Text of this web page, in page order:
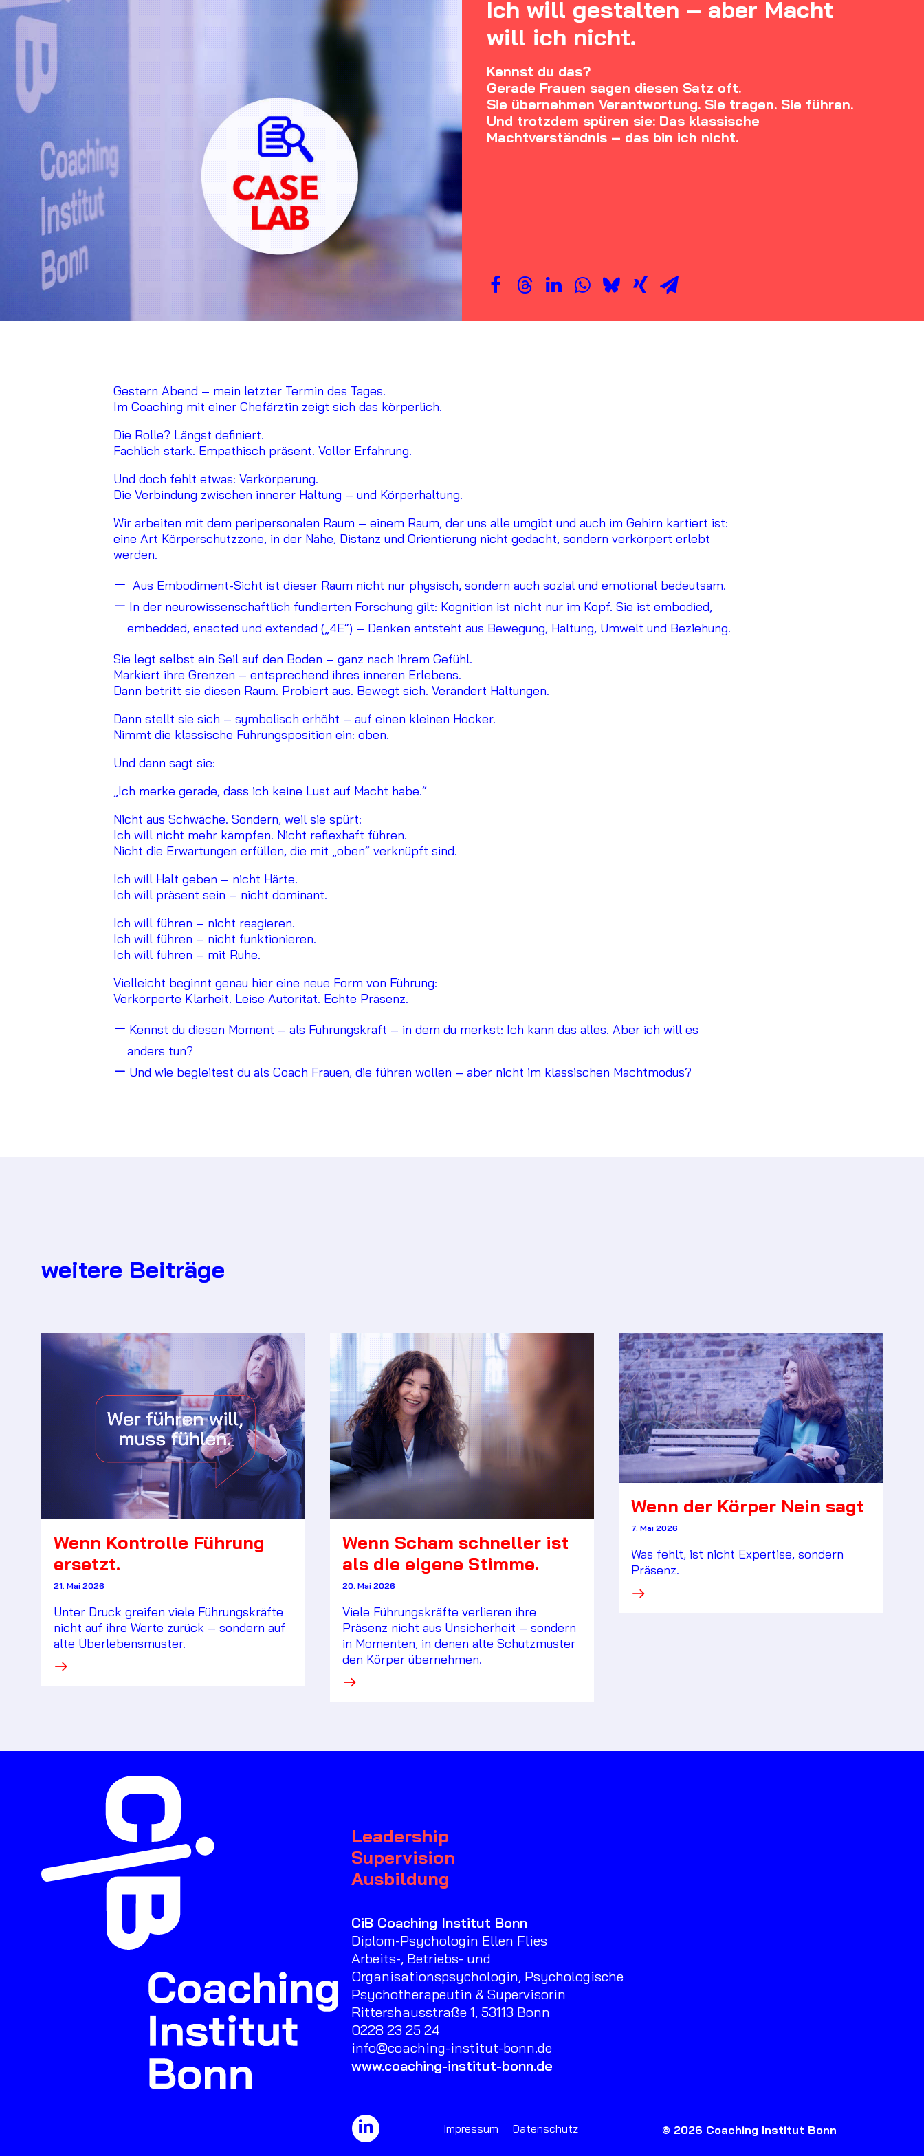
Ich will gestalten – aber Macht
will ich nicht.
Kennst du das?
Gerade Frauen sagen diesen Satz oft.
Sie übernehmen Verantwortung. Sie tragen. Sie führen.
Und trotzdem spüren sie: Das klassische
Machtverständnis – das bin ich nicht.
Gestern Abend – mein letzter Termin des Tages.
Im Coaching mit einer Chefärztin zeigt sich das körperlich.
Die Rolle? Längst definiert.
Fachlich stark. Empathisch präsent. Voller Erfahrung.
Und doch fehlt etwas: Verkörperung.
Die Verbindung zwischen innerer Haltung – und Körperhaltung.
Wir arbeiten mit dem peripersonalen Raum – einem Raum, der uns alle umgibt und auch im Gehirn kartiert ist:
eine Art Körperschutzzone, in der Nähe, Distanz und Orientierung nicht gedacht, sondern verkörpert erlebt
werden.
Aus Embodiment-Sicht ist dieser Raum nicht nur physisch, sondern auch sozial und emotional bedeutsam.
In der neurowissenschaftlich fundierten Forschung gilt: Kognition ist nicht nur im Kopf. Sie ist embodied,
embedded, enacted und extended („4E“) – Denken entsteht aus Bewegung, Haltung, Umwelt und Beziehung.
Sie legt selbst ein Seil auf den Boden – ganz nach ihrem Gefühl.
Markiert ihre Grenzen – entsprechend ihres inneren Erlebens.
Dann betritt sie diesen Raum. Probiert aus. Bewegt sich. Verändert Haltungen.
Dann stellt sie sich – symbolisch erhöht – auf einen kleinen Hocker.
Nimmt die klassische Führungsposition ein: oben.
Und dann sagt sie:
„Ich merke gerade, dass ich keine Lust auf Macht habe.“
Nicht aus Schwäche. Sondern, weil sie spürt:
Ich will nicht mehr kämpfen. Nicht reflexhaft führen.
Nicht die Erwartungen erfüllen, die mit „oben“ verknüpft sind.
Ich will Halt geben – nicht Härte.
Ich will präsent sein – nicht dominant.
Ich will führen – nicht reagieren.
Ich will führen – nicht funktionieren.
Ich will führen – mit Ruhe.
Vielleicht beginnt genau hier eine neue Form von Führung:
Verkörperte Klarheit. Leise Autorität. Echte Präsenz.
Kennst du diesen Moment – als Führungskraft – in dem du merkst: Ich kann das alles. Aber ich will es
anders tun?
Und wie begleitest du als Coach Frauen, die führen wollen – aber nicht im klassischen Machtmodus?
weitere Beiträge
Wenn Kontrolle Führung
ersetzt.
21. Mai 2026
Unter Druck greifen viele Führungskräfte
nicht auf ihre Werte zurück – sondern auf
alte Überlebensmuster.
Wenn Scham schneller ist
als die eigene Stimme.
20. Mai 2026
Viele Führungskräfte verlieren ihre
Präsenz nicht aus Unsicherheit – sondern
in Momenten, in denen alte Schutzmuster
den Körper übernehmen.
Wenn der Körper Nein sagt
7. Mai 2026
Was fehlt, ist nicht Expertise, sondern
Präsenz.
Leadership
Supervision
Ausbildung
CiB Coaching Institut Bonn
Diplom-Psychologin Ellen Flies
Arbeits-, Betriebs- und
Organisationspsychologin, Psychologische
Psychotherapeutin & Supervisorin
Rittershausstraße 1, 53113 Bonn
0228 23 25 24
info@coaching-institut-bonn.de
www.coaching-institut-bonn.de
Impressum Datenschutz © 2026 Coaching Institut Bonn